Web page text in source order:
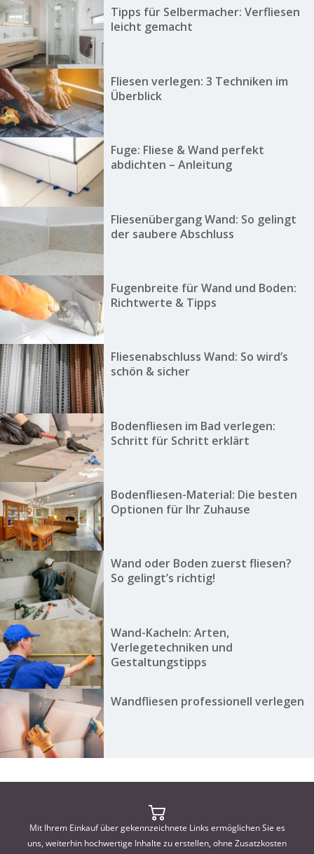
Tipps für Selbermacher: Verfliesen
leicht gemacht
Fliesen verlegen: 3 Techniken im
Überblick
Fuge: Fliese & Wand perfekt
abdichten – Anleitung
Fliesenübergang Wand: So gelingt
der saubere Abschluss
Fugenbreite für Wand und Boden:
Richtwerte & Tipps
Fliesenabschluss Wand: So wird’s
schön & sicher
Bodenfliesen im Bad verlegen:
Schritt für Schritt erklärt
Bodenfliesen-Material: Die besten
Optionen für Ihr Zuhause
Wand oder Boden zuerst fliesen?
So gelingt’s richtig!
Wand-Kacheln: Arten,
Verlegetechniken und
Gestaltungstipps
Wandfliesen professionell verlegen
Mit Ihrem Einkauf über gekennzeichnete Links ermöglichen Sie es
uns, weiterhin hochwertige Inhalte zu erstellen, ohne Zusatzkosten